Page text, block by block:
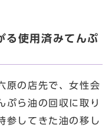
る使用済みてんぷ
原の店先で、女性会
ぷら油の回収に取り
参してきた油の移し